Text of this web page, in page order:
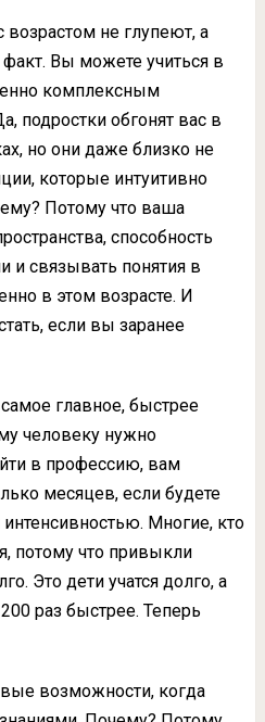
возрастом не глупеют, а
Вы можете учиться в
комплексным
подростки обгонят вас в
но они даже близко не
которые интуитивно
Потому что ваша
способность
и связывать понятия в
в этом возрасте. И
если вы заранее
главное, быстрее
человеку нужно
в профессию, вам
месяцев, если будете
Многие, кто
потому что привыкли
Это дети учатся долго, а
раз быстрее. Теперь
возможности, когда